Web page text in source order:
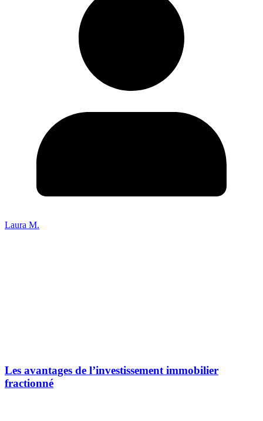
Laura M.
Les avantages de l’investissement immobilier
fractionné